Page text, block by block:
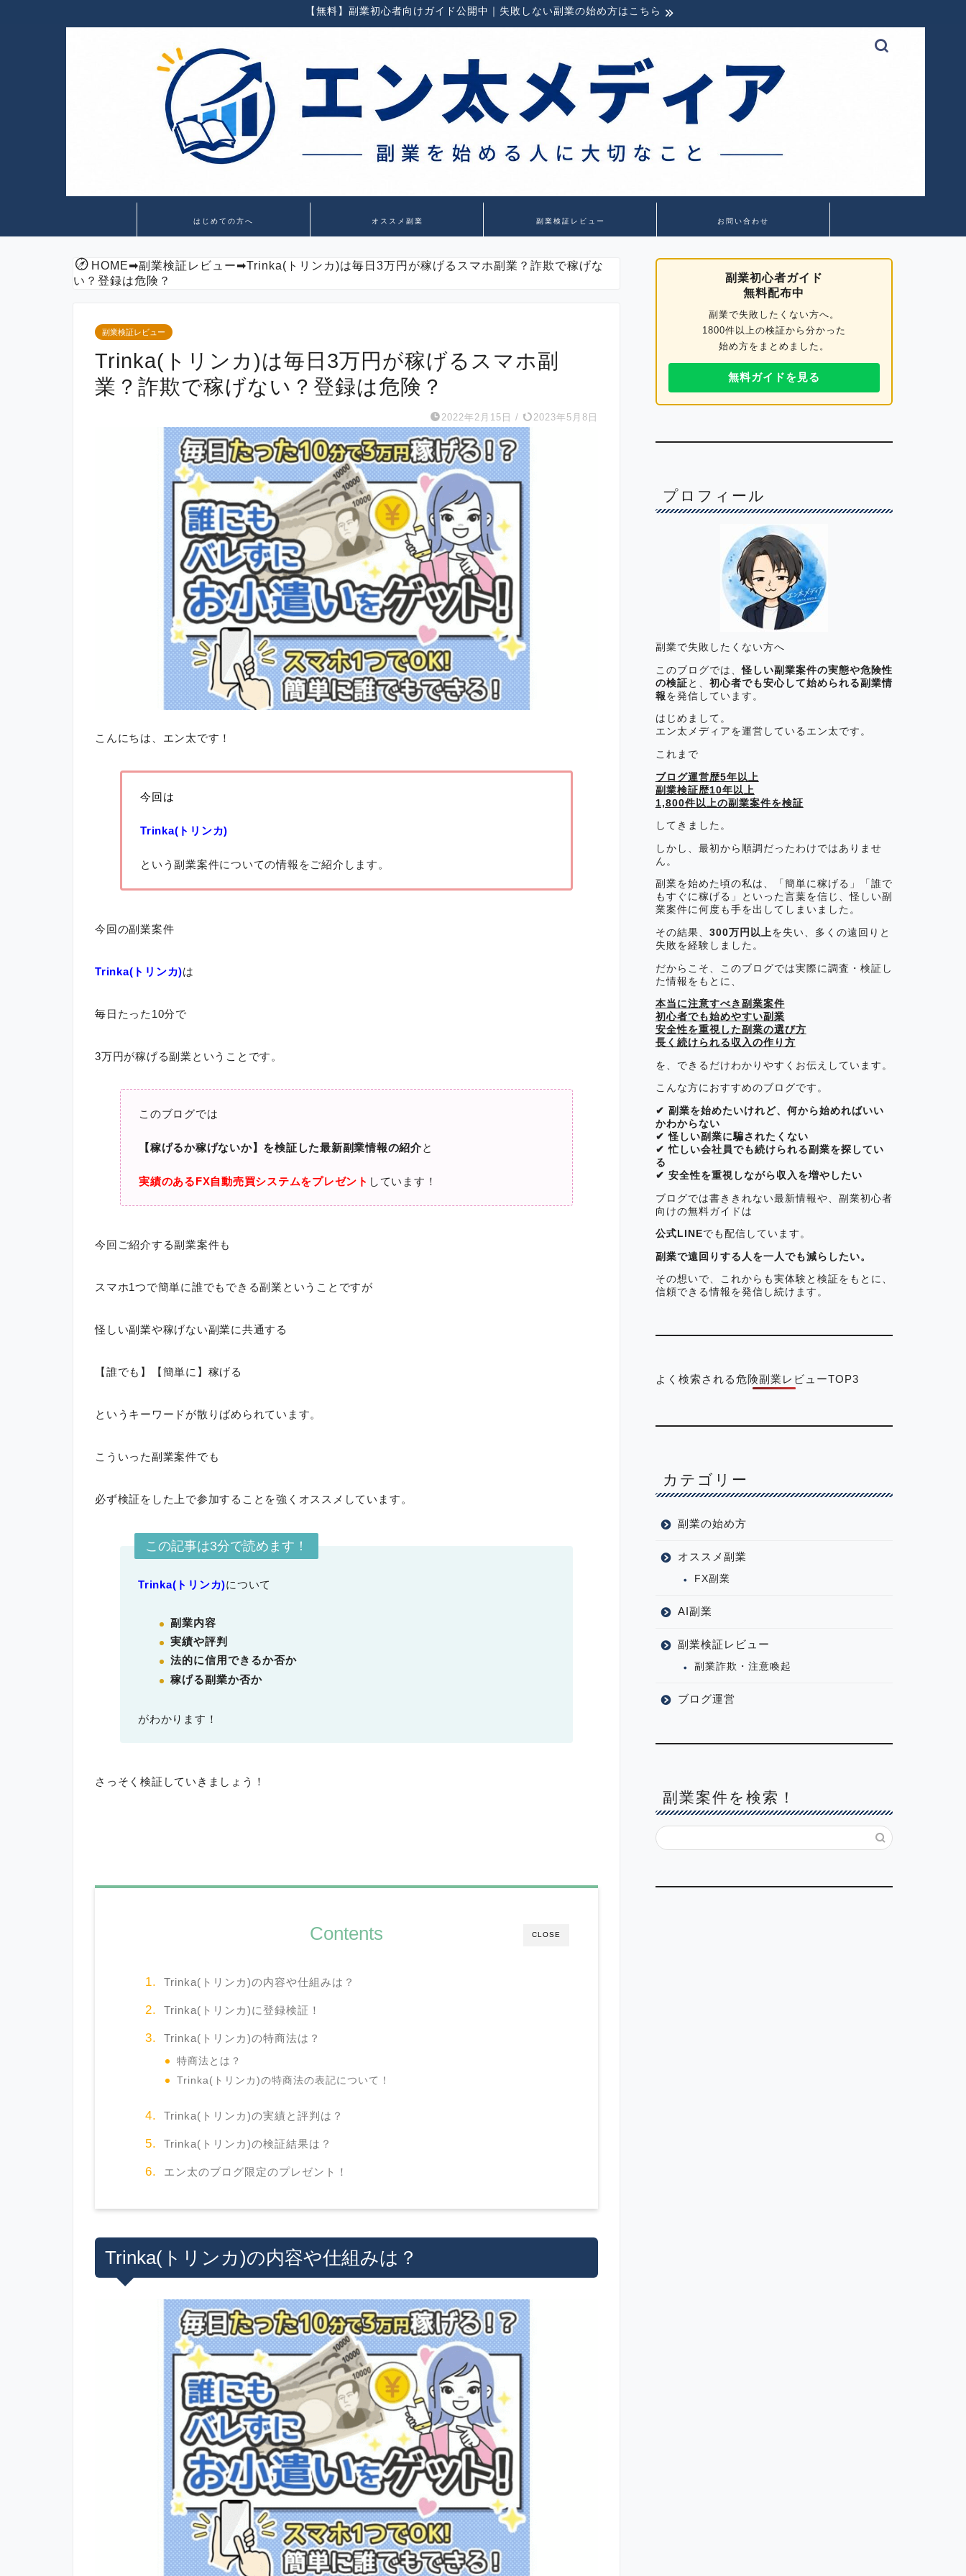
【無料】副業初心者向けガイド公開中｜失敗しない副業の始め方はこちら
はじめての方へ オススメ副業 副業検証レビュー お問い合わせ
HOME➡副業検証レビュー➡Trinka(トリンカ)は毎日3万円が稼げるスマホ副業？詐欺で稼げな
い？登録は危険？
副業検証レビュー
Trinka(トリンカ)は毎日3万円が稼げるスマホ副
業？詐欺で稼げない？登録は危険？
2022年2月15日 / 2023年5月8日
こんにちは、エン太です！
今回は
Trinka(トリンカ)
という副業案件についての情報をご紹介します。
今回の副業案件
Trinka(トリンカ)は
毎日たった10分で
3万円が稼げる副業ということです。
このブログでは
【稼げるか稼げないか】を検証した最新副業情報の紹介と
実績のあるFX自動売買システムをプレゼント しています！
今回ご紹介する副業案件も
スマホ1つで簡単に誰でもできる副業ということですが
怪しい副業や稼げない副業に共通する
【誰でも】【簡単に】稼げる
というキーワードが散りばめられています。
こういった副業案件でも
必ず検証をした上で参加することを強くオススメしています。
この記事は3分で読めます！
Trinka(トリンカ)について
副業内容
実績や評判
法的に信用できるか否か
稼げる副業か否か
がわかります！
さっそく検証していきましょう！
CLOSE
Contents
Trinka(トリンカ)の内容や仕組みは？
Trinka(トリンカ)に登録検証！
Trinka(トリンカ)の特商法は？
特商法とは？
Trinka(トリンカ)の特商法の表記について！
Trinka(トリンカ)の実績と評判は？
Trinka(トリンカ)の検証結果は？
エン太のブログ限定のプレゼント！
Trinka(トリンカ)の内容や仕組みは？
副業初心者ガイド
無料配布中
副業で失敗したくない方へ。
1800件以上の検証から分かった
始め方をまとめました。
無料ガイドを見る
プロフィール
副業で失敗したくない方へ
このブログでは、怪しい副業案件の実態や危険性
の検証 と、 初心者でも安心して始められる副業情
報 を発信しています。
はじめまして。
エン太メディアを運営しているエン太です。
これまで
ブログ運営歴5年以上
副業検証歴10年以上
1,800件以上の副業案件を検証
してきました。
しかし、最初から順調だったわけではありませ
ん。
副業を始めた頃の私は、「簡単に稼げる」「誰で
もすぐに稼げる」といった言葉を信じ、怪しい副
業案件に何度も手を出してしまいました。
その結果、 300万円以上 を失い、多くの遠回りと
失敗を経験しました。
だからこそ、このブログでは実際に調査・検証し
た情報をもとに、
本当に注意すべき副業案件
初心者でも始めやすい副業
安全性を重視した副業の選び方
長く続けられる収入の作り方
を、できるだけわかりやすくお伝えしています。
こんな方におすすめのブログです。
✔ 副業を始めたいけれど、何から始めればいい
かわからない
✔ 怪しい副業に騙されたくない
✔ 忙しい会社員でも続けられる副業を探してい
る
✔ 安全性を重視しながら収入を増やしたい
ブログでは書ききれない最新情報や、副業初心者
向けの無料ガイドは
公式LINEでも配信しています。
副業で遠回りする人を一人でも減らしたい。
その想いで、これからも実体験と検証をもとに、
信頼できる情報を発信し続けます。
よく検索される危険副業レビューTOP3
カテゴリー
副業の始め方
オススメ副業
FX副業
AI副業
副業検証レビュー
副業詐欺・注意喚起
ブログ運営
副業案件を検索！